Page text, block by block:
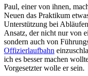
Paul, einer von ihnen,
Neuen das Praktikum
Unterstützung bei
Ansatz, der nicht nur von
sondern auch von
Offizierlaufbahn
ich es besser machen
Vorgesetzter wolle er sein.